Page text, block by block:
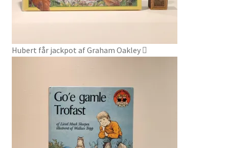
Hubert får jackpot af Graham Oakley